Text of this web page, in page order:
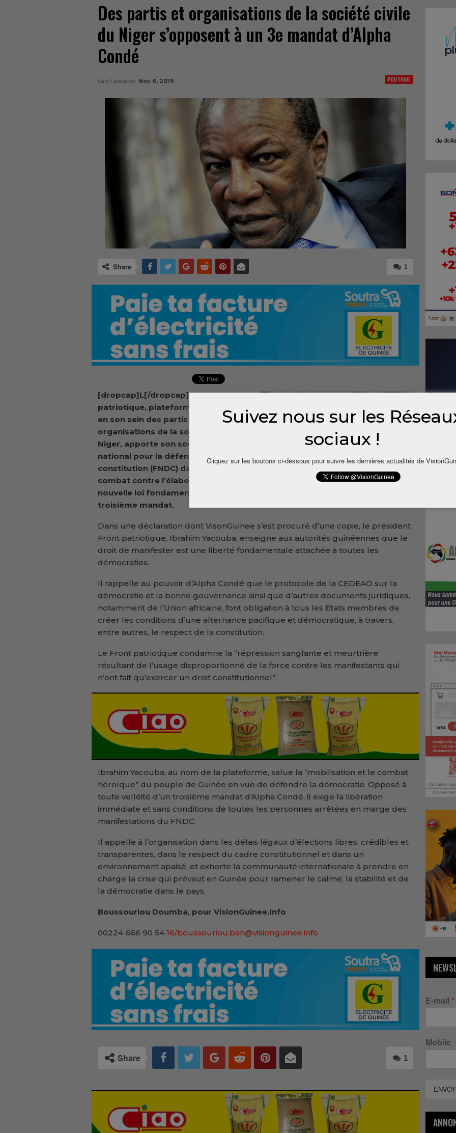
Des partis et organisations de la société civile
du Niger s’opposent à un 3e mandat d’Alpha
Condé
POLITIQUE
Last Updated Nov 6, 2019
1
Share
[dropcap]L[/dropcap]e Front
patriotique, plateforme regroupant
en son sein des partis politiques et
organisations de la société civile du
Niger, apporte son soutien au Front
national pour la défense de la
constitution (FNDC) dans son
combat contre l’élaboration d’une
nouvelle loi fondamentale permettant à Alpha Condé de briguer un
troisième mandat.
Dans une déclaration dont VisonGuinee s’est procuré d’une copie, le président
Front patriotique, Ibrahim Yacouba, enseigne aux autorités guinéennes que le
droit de manifester est une liberté fondamentale attachée à toutes les
démocraties.
Il rappelle au pouvoir d’Alpha Condé que le protocole de la CEDEAO sur la
démocratie et la bonne gouvernance ainsi que d’autres documents juridiques,
notamment de l’Union africaine, font obligation à tous les Etats membres de
créer les conditions d’une alternance pacifique et démocratique, à travers,
entre autres, le respect de la constitution.
Le Front patriotique condamne la ‘’répression sanglante et meurtrière
résultant de l’usage disproportionné de la force contre les manifestants qui
n’ont fait qu’exercer un droit constitutionnel’’.
Ibrahim Yacouba, au nom de la plateforme, salue la ‘’mobilisation et le combat
héroïque’’ du peuple de Guinée en vue de défendre la démocratie. Opposé à
toute velléité d’un troisième mandat d’Alpha Condé, il exige la libération
immédiate et sans conditions de toutes les personnes arrêtées en marge des
manifestations du FNDC.
Il appelle à l’organisation dans les délais légaux d’élections libres, crédibles et
transparentes, dans le respect du cadre constitutionnel et dans un
environnement apaisé, et exhorte la communauté internationale à prendre en
charge la crise qui prévaut en Guinée pour ramener le calme, la stabilité et de
la démocratie dans le pays.
Boussouriou Doumba, pour VisionGuinee.Info
00224 666 90 54 16/boussouriou.bah@visionguinee.info
1
Share
E-mail *
Mobile
Suivez nous sur les
sociaux !
Cliquez sur les boutons ci-dessous pour suivre les dernières actualités de